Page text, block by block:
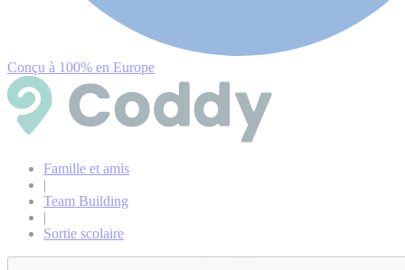
Conçu à 100% en Europe
Famille et amis
|
Team Building
|
Sortie scolaire